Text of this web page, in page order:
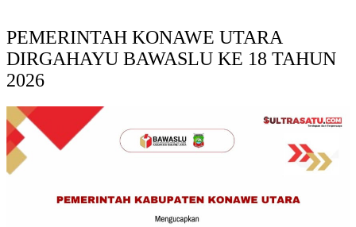
PEMERINTAH KONAWE UTARA
DIRGAHAYU BAWASLU KE 18 TAHUN
2026